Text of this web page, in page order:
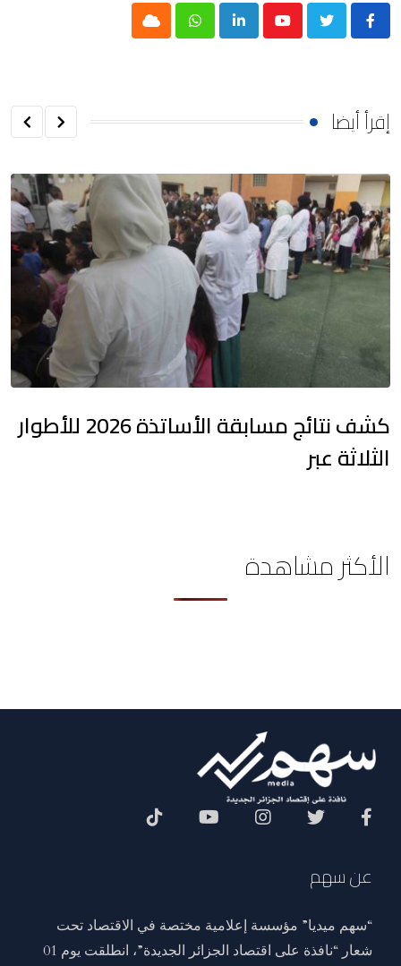
Youtube
LinkedIn
Whatsapp
Cloud
إقرأ أيضا
كشف نتائج مسابقة الأساتذة 2026 للأطوار
الثلاثة عبر
الأكثر مشاهدة
عن سهم
“سهم ميديا” مؤسسة إعلامية مختصة في الاقتصاد تحت
شعار “نافذة على اقتصاد الجزائر الجديدة”، انطلقت يوم 01